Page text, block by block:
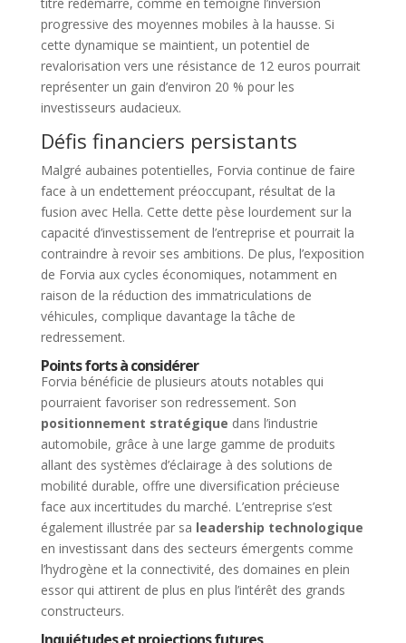
progressive des moyennes mobiles à la hausse. Si
cette dynamique se maintient, un potentiel de
revalorisation vers une résistance de 12 euros pourrait
représenter un gain d’environ 20 % pour les
investisseurs audacieux.
Défis financiers persistants
Malgré aubaines potentielles, Forvia continue de faire
face à un endettement préoccupant, résultat de la
fusion avec Hella. Cette dette pèse lourdement sur la
capacité d’investissement de l’entreprise et pourrait la
contraindre à revoir ses ambitions. De plus, l’exposition
de Forvia aux cycles économiques, notamment en
raison de la réduction des immatriculations de
véhicules, complique davantage la tâche de
redressement.
Points forts à considérer
Forvia bénéficie de plusieurs atouts notables qui
pourraient favoriser son redressement. Son
positionnement stratégique dans l’industrie
automobile, grâce à une large gamme de produits
allant des systèmes d’éclairage à des solutions de
mobilité durable, offre une diversification précieuse
face aux incertitudes du marché. L’entreprise s’est
également illustrée par sa leadership technologique
en investissant dans des secteurs émergents comme
l’hydrogène et la connectivité, des domaines en plein
essor qui attirent de plus en plus l’intérêt des grands
constructeurs.